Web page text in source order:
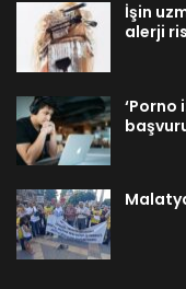
İşin
alerji
‘Porno